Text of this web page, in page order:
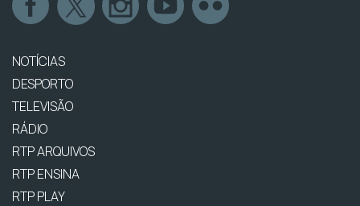
NOTÍCIAS
DESPORTO
TELEVISÃO
RÁDIO
RTP ARQUIVOS
RTP ENSINA
RTP PLAY